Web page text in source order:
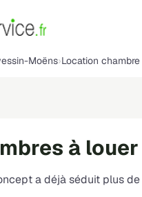
Moëns Location chambre
à
a déjà séduit plus